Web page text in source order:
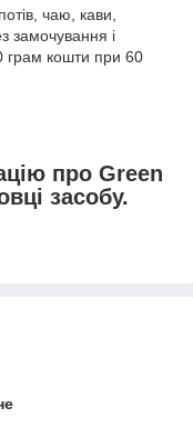
чаю, кави,
замочування і
грам кошти при 60
про Green
засобу.